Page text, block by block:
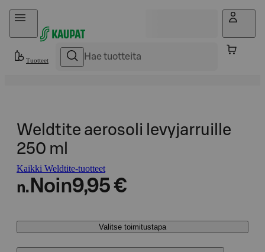
Hyppää sisältöön
Tuotteet
Weldtite aerosoli levyjarruille
250 ml
Kaikki Weldtite-tuotteet
n. Noin9,95 €
Valitse toimitustapa